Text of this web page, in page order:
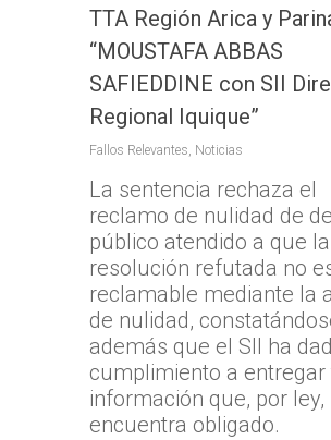
TTA Región Arica y
“MOUSTAFA ABBAS
SAFIEDDINE con SII
Regional Iquique”
Fallos Relevantes, Noticias
La sentencia rechaza el
reclamo de nulidad de
público atendido a que la
resolución refutada no
reclamable mediante la
de nulidad,
además que el SII ha
cumplimiento a entregar
información que, por ley,
encuentra obligado.